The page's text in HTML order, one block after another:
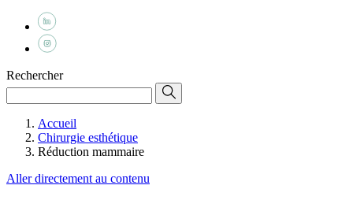
Rechercher
Accueil
Chirurgie esthétique
Réduction mammaire
Aller directement au contenu